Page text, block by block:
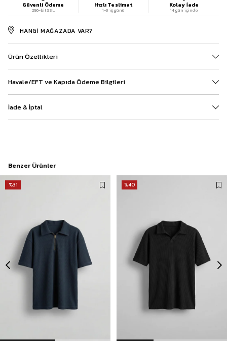
Güvenli Ödeme
256-bit SSL
Hızlı Teslimat
1-3 iş günü
Kolay İade
14 gün içinde
HANGI MAĞAZADA VAR?
Ürün Özellikleri
Havale/EFT ve Kapıda Ödeme Bilgileri
İade & İptal
Benzer Ürünler
%31 %40